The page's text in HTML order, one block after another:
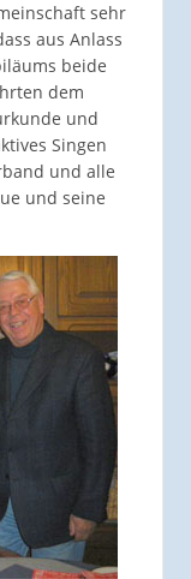
sehr
aus Anlass
beide
dem
und
Singen
und alle
und seine